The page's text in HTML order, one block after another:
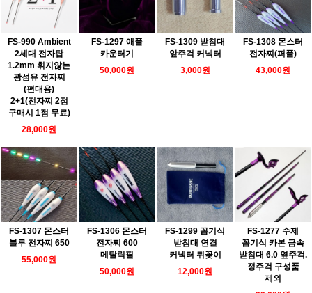
FS-990 Ambient
2세대 전자탑
1.2mm 휘지않는
광섬유 전자찌
(편대용)
2+1(전자찌 2점
구매시 1점 무료)
28,000원
FS-1297 애플
카운터기
50,000원
FS-1309 받침대
앞주걱 커넥터
3,000원
FS-1308 몬스터
전자찌(퍼플)
43,000원
FS-1307 몬스터
블루 전자찌 650
55,000원
FS-1306 몬스터
전자찌 600
메탈릭필
50,000원
FS-1299 꼽기식
받침대 연결
커넥터 뒤꽂이
12,000원
FS-1277 수제
꼽기식 카본 금속
받침대 6.0 옆주걱.
정주걱 구성품
제외